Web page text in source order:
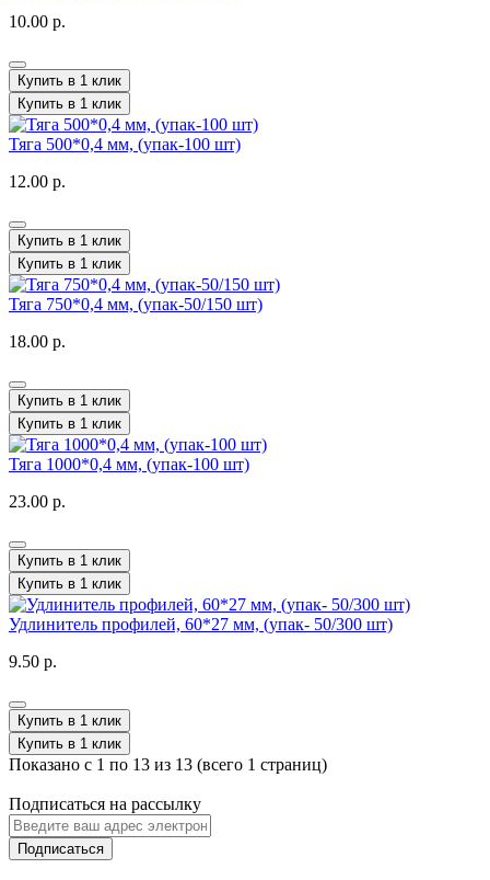
10.00 р.
Купить в 1 клик
Купить в 1 клик
Тяга 500*0,4 мм, (упак-100 шт)
12.00 р.
Купить в 1 клик
Купить в 1 клик
Тяга 750*0,4 мм, (упак-50/150 шт)
18.00 р.
Купить в 1 клик
Купить в 1 клик
Тяга 1000*0,4 мм, (упак-100 шт)
23.00 р.
Купить в 1 клик
Купить в 1 клик
Удлинитель профилей, 60*27 мм, (упак- 50/300 шт)
9.50 р.
Купить в 1 клик
Купить в 1 клик
Показано с 1 по 13 из 13 (всего 1 страниц)
Подписаться на рассылку
Подписаться